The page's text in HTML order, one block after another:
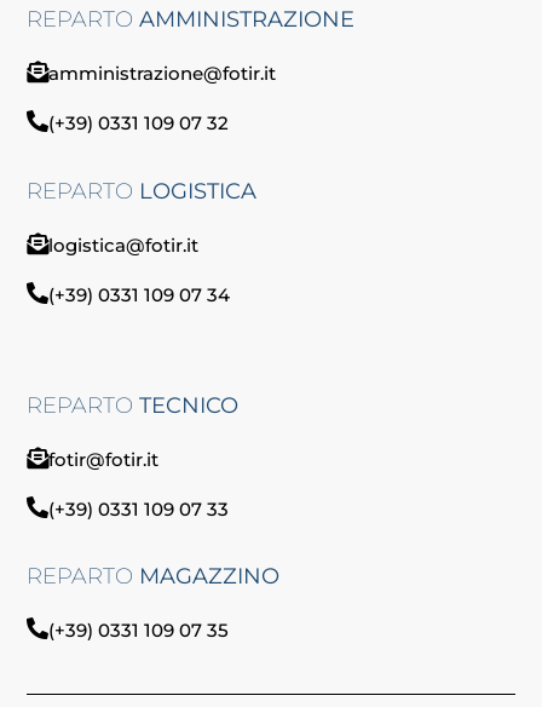
REPARTOAMMINISTRAZIONE
amministrazione@fotir.it
(+39) 0331 109 07 32
REPARTO LOGISTICA
logistica@fotir.it
(+39) 0331 109 07 34
REPARTOTECNICO
fotir@fotir.it
(+39) 0331 109 07 33
REPARTO MAGAZZINO
(+39) 0331 109 07 35